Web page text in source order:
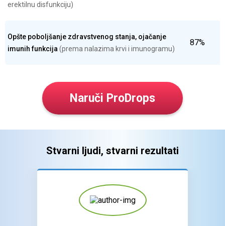
erektilnu disfunkciju)
Opšte poboljšanje zdravstvenog stanja, ojačanje
imunih funkcija (prema nalazima krvi i imunogramu)
87%
Naruči ProDrops
Stvarni ljudi, stvarni rezultati